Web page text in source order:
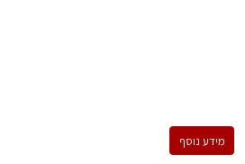
מידע נוסף